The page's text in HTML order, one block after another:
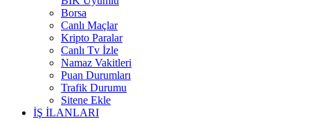
Borsa
Canlı Maçlar
Kripto Paralar
Canlı Tv İzle
Namaz Vakitleri
Puan Durumları
Trafik Durumu
Sitene Ekle
İŞ İLANLARI